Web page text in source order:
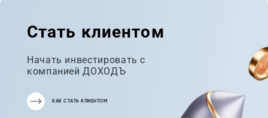
Стать клиентом
Начать инвестировать с
компанией ДОХОДЪ
КАК СТАТЬ КЛИЕНТОМ